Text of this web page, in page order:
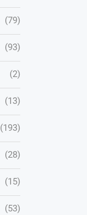
(79)
(93)
(2)
(13)
(193)
(28)
(15)
(53)